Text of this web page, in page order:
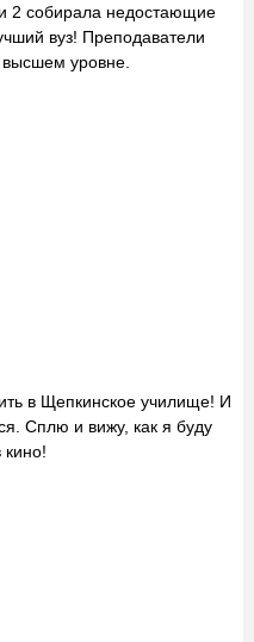
2 собирала недостающие
вуз! Преподаватели
уровне.
в Щепкинское училище! И
Сплю и вижу, как я буду
кино!